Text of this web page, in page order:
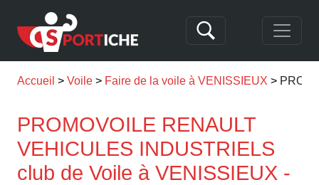
Accueil Voile Faire de la voile à VENISSIEUX
PROMOVOILE RENAULT
VEHICULES INDUSTRIELS
club de Voile à VENISSIEUX -